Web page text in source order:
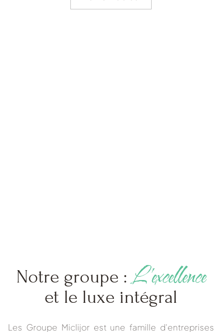
Notre groupe :L'excellence
et le luxe intégral
Les Groupe Miclijor est une famille d'entreprises